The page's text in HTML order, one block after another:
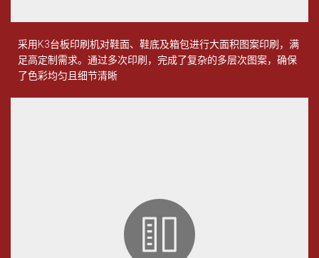
采用K3台板印刷机对鞋面、鞋底及箱包进行大面积图案印刷，满
足高定制需求。通过多次印刷，完成了复杂的多层次图案，确保
了色彩均匀且细节清晰